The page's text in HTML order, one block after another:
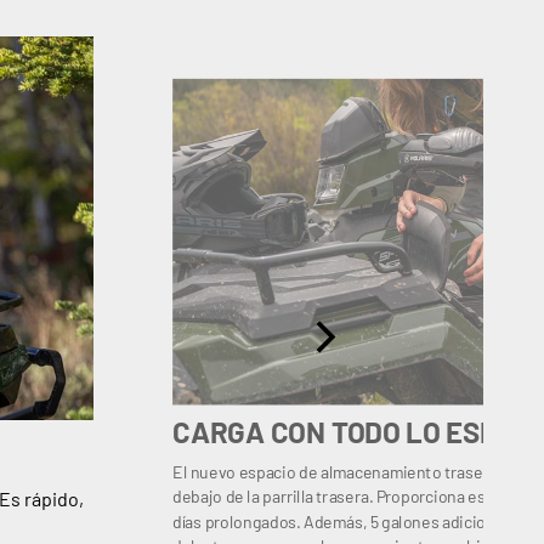
rápido,
CARGA CON TODO LO
El nuevo espacio de almacenamiento trasero de 6
debajo de la parrilla trasera. Proporciona espacio
días prolongados. Además, 5 galones adicionales